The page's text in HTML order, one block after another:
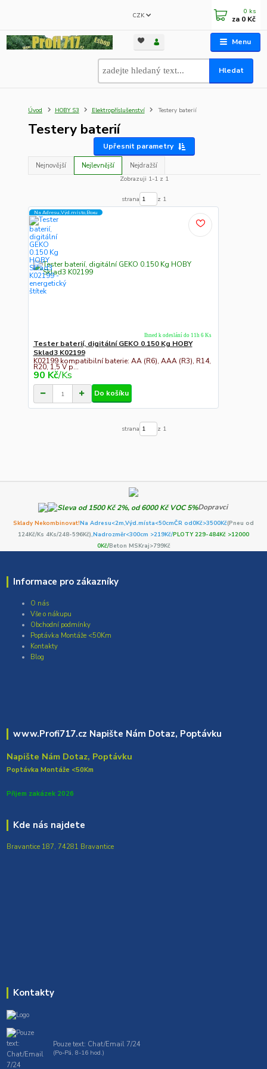
Menu
CZK
Hledat
0 ks
za 0 Kč
Úvod HOBY S3 Elektropříslušenství Testery baterií
Testery baterií
Upřesnit parametry
Nejnovější Nejlevnější
Nejdražší
Zobrazuji 1-1 z 1
strana z 1
Na Adresu,Výd.místo,Boxu
Tester baterií, digitální GEKO 0.150 Kg HOBY
Sklad3 K02199
K02199 kompatibilní baterie: AA (R6), AAA (R3), R14,
R20, 1,5 V p...
90 Kč/Ks
Ihned k odeslání do 11h 6 Ks
Do košíku
strana z 1
Dopravci
Sklady Nekombinovat!Na Adresu<2m,Výd.místa<50cmČR od0Kč>3500Kč(Pneu od
124Kč/Ks 4Ks/248-596Kč),Nadrozměr<300cm >219Kč/PLOTY 229-484Kč >12000
0Kč/Beton MSKraj>799Kč
Informace pro zákazníky
O nás
Vše o nákupu
Obchodní podmínky
Poptávka Montáže <50Km
Kontakty
Blog
www.Profi717.cz Napište Nám Dotaz, Poptávku
Napište Nám Dotaz, Poptávku
Poptávka Montáže <50Km
Přijem zakázek 2026
Kde nás najdete
Bravantice 187, 74281 Bravantice
Kontakty
Pouze text: Chat/Email 7/24
(Po-Pá, 8-16 hod.)